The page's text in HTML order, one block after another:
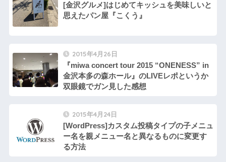
[金沢グルメ]はじめてキッシュを美味しいと
思えたパン屋『こくう』
2015年4月26日
『miwa concert tour 2015 “ONENESS” in
金沢本多の森ホール』のLIVEレポというか
双眼鏡でガン見した感想
2015年4月24日
[WordPress]カスタム投稿タイプの子メニュ
ー名を親メニュー名と異なるものに変更す
る方法